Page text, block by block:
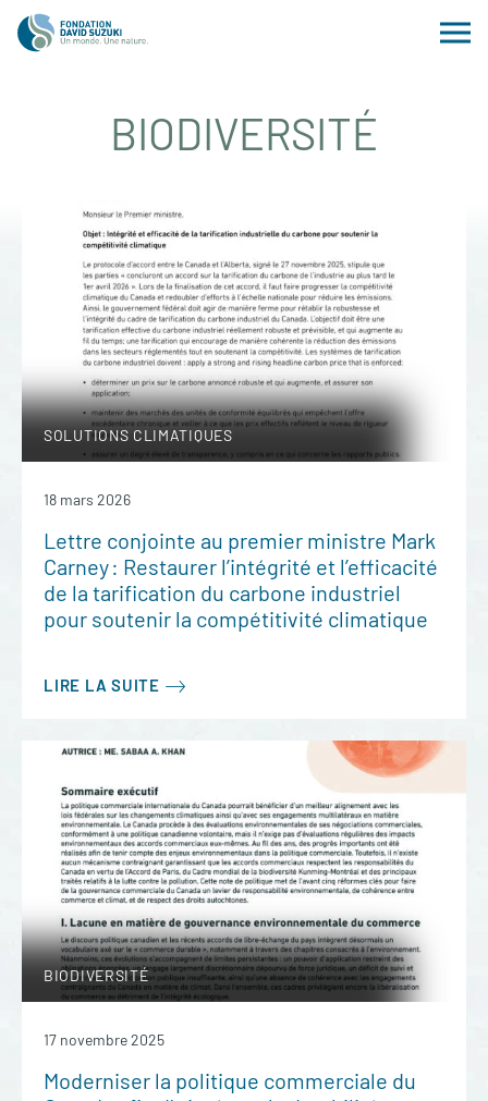
BIODIVERSITÉ
SOLUTIONS CLIMATIQUES
18 mars 2026
Lettre conjointe au premier ministre Mark
Carney : Restaurer l’intégrité et l’efficacité
de la tarification du carbone industriel
pour soutenir la compétitivité climatique
LIRE LA SUITE
BIODIVERSITÉ
17 novembre 2025
Moderniser la politique commerciale du